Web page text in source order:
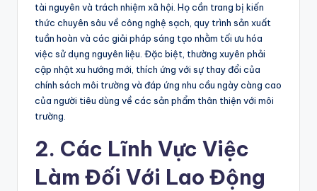
tài nguyên và trách nhiệm xã hội. Họ cần trang bị kiến
thức chuyên sâu về công nghệ sạch, quy trình sản xuất
tuần hoàn và các giải pháp sáng tạo nhằm tối ưu hóa
việc sử dụng nguyên liệu. Đặc biệt, thường xuyên phải
cập nhật xu hướng mới, thích ứng với sự thay đổi của
chính sách môi trường và đáp ứng nhu cầu ngày càng cao
của người tiêu dùng về các sản phẩm thân thiện với môi
trường.
2. Các Lĩnh Vực Việc
Làm Đối Với Lao Động